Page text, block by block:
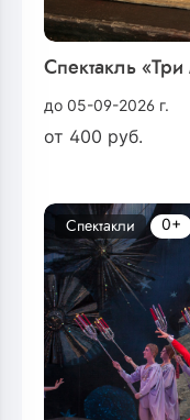
Спектакль
до 05-09-2026 г.
от 400 руб.
Спектакли 0+